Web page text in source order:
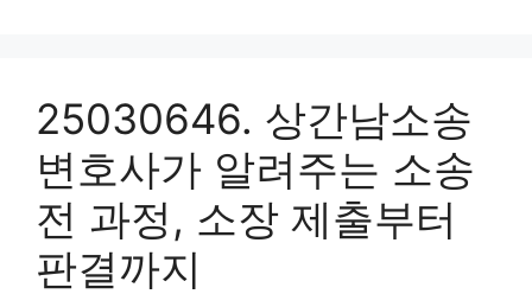
25030646. 상간남소송
변호사가 알려주는 소송
전 과정, 소장 제출부터
판결까지